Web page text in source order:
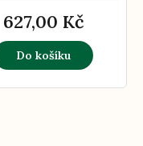
627,00 Kč
Do košíku